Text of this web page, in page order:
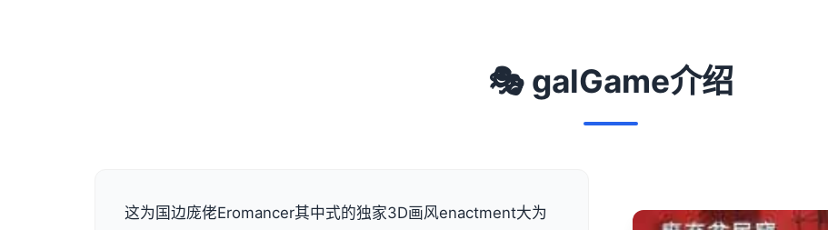
🎭 galGame介绍
这为国边庞佬Eromancer其中式的独家3D画风enactment大为